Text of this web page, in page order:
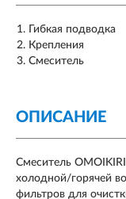
Гибкая подводка
Крепления
Смеситель
ОПИСАНИЕ
Смеситель
холодной/горячей
фильтров для